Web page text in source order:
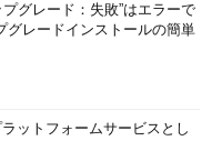
グレード：失敗”はエラーで
レードインストールの簡単
ットフォームサービスとし